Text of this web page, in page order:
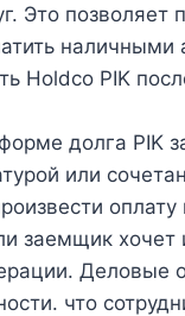
Это позволяет
Holdco PIK
долга PIK
или
заемщик хочет
Деловые
что